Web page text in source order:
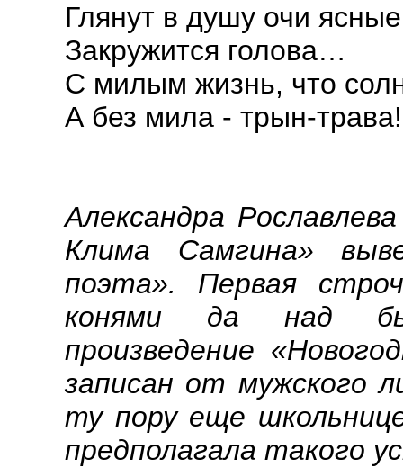
Глянут в душу очи
Закружится голова…
С милым жизнь, что
А без мила - трын-
Александра
Клима Самгина»
поэта». Первая
конями да над
произведение
записан от мужского
ту пору еще
предполагала такого